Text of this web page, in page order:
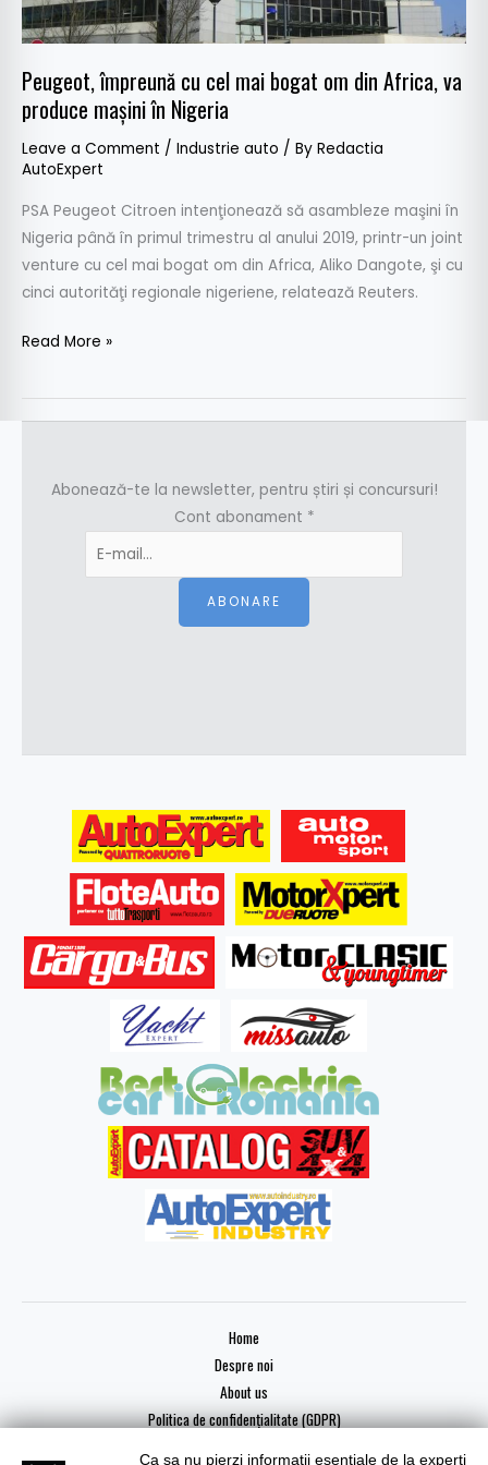
Peugeot, împreună cu cel mai bogat om din Africa, va
produce maşini în Nigeria
Leave a Comment / Industrie auto / By Redactia
AutoExpert
PSA Peugeot Citroen intenţionează să asambleze maşini în
Nigeria până în primul trimestru al anului 2019, printr-un joint
venture cu cel mai bogat om din Africa, Aliko Dangote, şi cu
cinci autorităţi regionale nigeriene, relatează Reuters.
din
Africa,
produce
maşini
în
Nigeria
Read More »
Abonează-te la newsletter, pentru știri și concursuri!
Cont abonament *
ABONARE
Home
Despre noi
About us
Politica de confidențialitate (GDPR)
Ca sa nu pierzi informatii esentiale de la experti